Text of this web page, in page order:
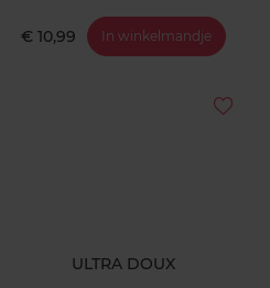
€ 10,99 In winkelmandje
ULTRA DOUX